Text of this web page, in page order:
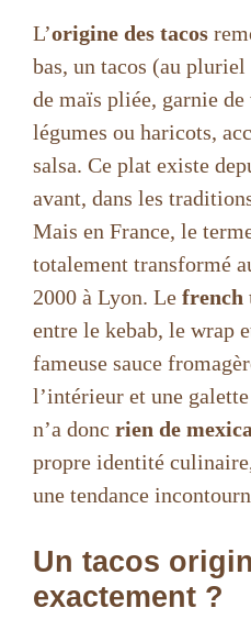
L’origine des tacos
bas, un tacos (au pluriel
de maïs pliée, garnie de
légumes ou haricots,
salsa. Ce plat existe
avant, dans les
Mais en France, le
totalement transformé
2000 à Lyon. Le french
entre le kebab, le wrap
fameuse sauce
l’intérieur et une
n’a donc rien de
propre identité
une tendance
Un tacos
exactement ?